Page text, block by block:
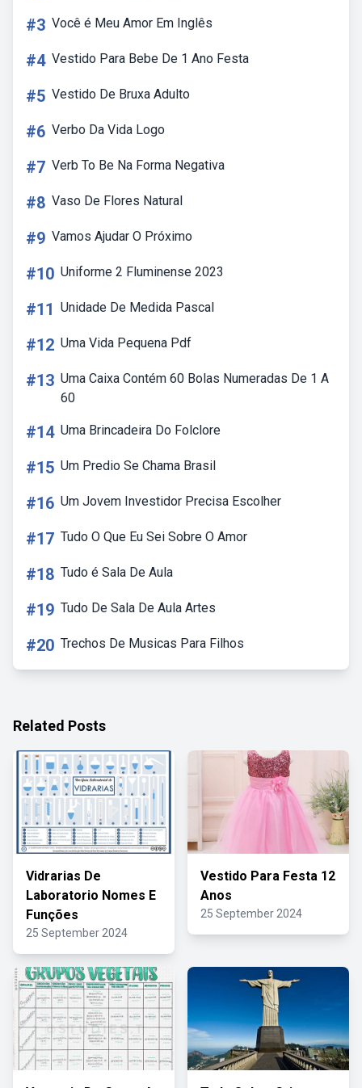
#3 Você é Meu Amor Em Inglês
#4 Vestido Para Bebe De 1 Ano Festa
#5 Vestido De Bruxa Adulto
#6 Verbo Da Vida Logo
#7 Verb To Be Na Forma Negativa
#8 Vaso De Flores Natural
#9 Vamos Ajudar O Próximo
#10 Uniforme 2 Fluminense 2023
#11 Unidade De Medida Pascal
#12 Uma Vida Pequena Pdf
#13 Uma Caixa Contém 60 Bolas Numeradas De 1 A
60
#14 Uma Brincadeira Do Folclore
#15 Um Predio Se Chama Brasil
#16 Um Jovem Investidor Precisa Escolher
#17 Tudo O Que Eu Sei Sobre O Amor
#18 Tudo é Sala De Aula
#19 Tudo De Sala De Aula Artes
#20 Trechos De Musicas Para Filhos
Related Posts
Vidrarias De
Laboratorio Nomes E
Funções
25 September 2024
Vestido Para Festa 12
Anos
25 September 2024